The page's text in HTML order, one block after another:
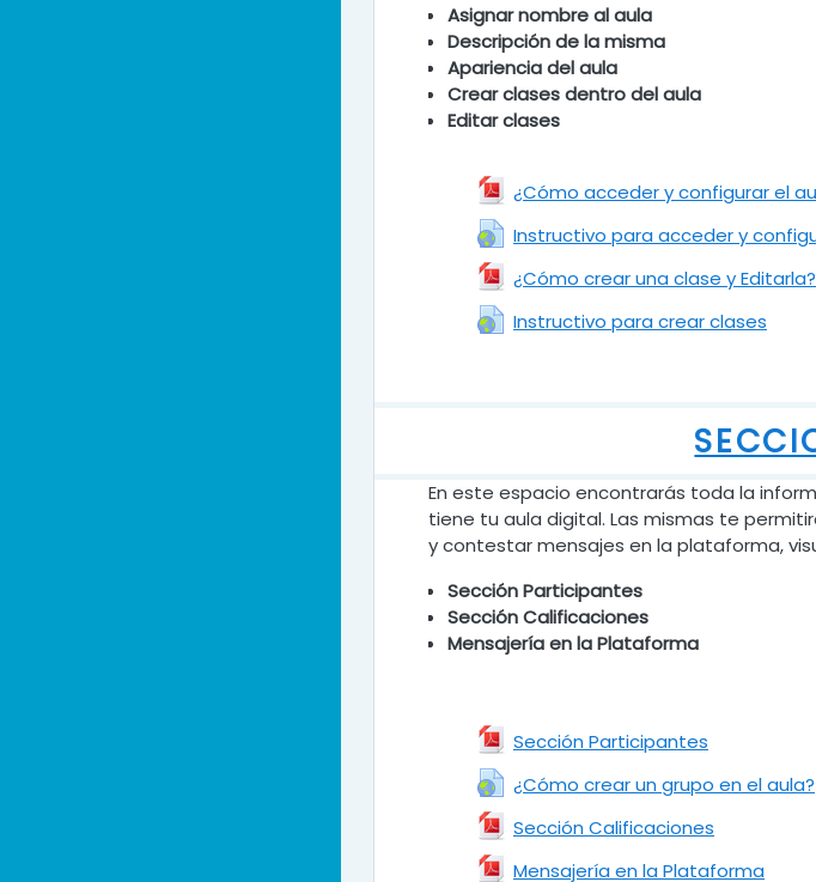
Asignar nombre al aula
Descripción de la misma
Apariencia del aula
Crear clases dentro del aula
Editar clases
¿Cómo acceder y configurar el
Instructivo para acceder y
¿Cómo crear una clase y Editarla?
Instructivo para crear clases
URL
En este espacio encontrarás toda la
tiene tu aula digital. Las mismas te
y contestar mensajes en la plataforma,
Sección Participantes
Sección Calificaciones
Mensajería en la Plataforma
Sección Participantes
Archivo
¿Cómo crear un grupo en el aula?
URL
Sección Calificaciones
Archivo
Mensajería en la Plataforma
Archivo